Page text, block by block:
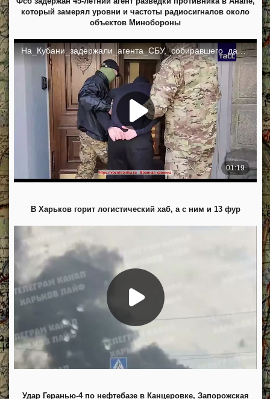
который замерял уровни и частоты радиосигналов около
объектов Минобороны
В Харьков горит логистический хаб, а с ним и 13 фур
Удар Геранью-4 по нефтебазе в Канцеровке, Запорожская